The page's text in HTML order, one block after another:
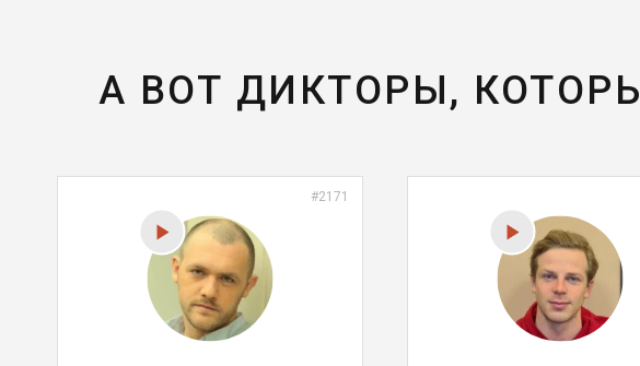
А ВОТ ДИКТОРЫ,
#2171